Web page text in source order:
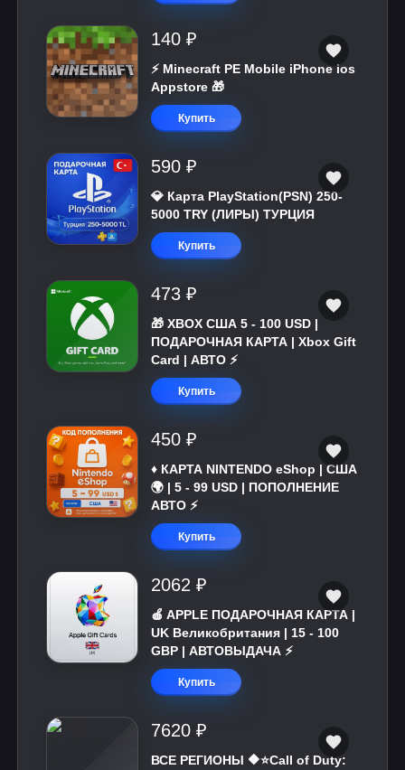
140 ₽
⚡️ Minecraft PE Mobile iPhone ios
Appstore 🎁
Купить
590 ₽
💎 Карта PlayStation(PSN) 250-
5000 TRY (ЛИРЫ) ТУРЦИЯ
Купить
473 ₽
🎁 XBOX США 5 - 100 USD |
ПОДАРОЧНАЯ КАРТА | Xbox Gift
Card | АВТО ⚡
Купить
450 ₽
♦️ КАРТА NINTENDO eShop | США
🌍 | 5 - 99 USD | ПОПОЛНЕНИЕ
АВТО ⚡
Купить
2062 ₽
🍎 APPLE ПОДАРОЧНАЯ КАРТА |
UK Великобритания | 15 - 100
GBP | АВТОВЫДАЧА ⚡️
Купить
7620 ₽
ВСЕ РЕГИОНЫ 🔶⭐Call of Duty: